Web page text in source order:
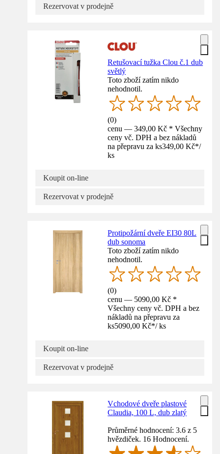
Rezervovat v prodejně
Retušovací tužka Clou č.1 dub
světlý
Toto zboží zatím nikdo
nehodnotil.
(0)
cenu — 349,00 Kč * Všechny
ceny vč. DPH a bez nákladů
na přepravu za ks349,00 Kč*/
ks
Koupit on-line
Rezervovat v prodejně
Protipožární dveře EI30 80L
dub sonoma
Toto zboží zatím nikdo
nehodnotil.
(0)
cenu — 5090,00 Kč *
Všechny ceny vč. DPH a bez
nákladů na přepravu za
ks5090,00 Kč*/ ks
Koupit on-line
Rezervovat v prodejně
Vchodové dveře plastové
Claudia, 100 L, dub zlatý
Průměrné hodnocení: 3.6 z 5
hvězdiček. 16 Hodnocení.